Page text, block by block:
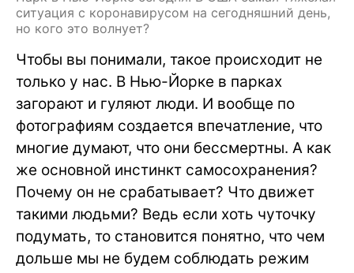
ситуация с коронавирусом на сегодняшний день,
но кого это волнует?
Чтобы вы понимали, такое происходит не
только у нас. В Нью-Йорке в парках
загорают и гуляют люди. И вообще по
фотографиям создается впечатление, что
многие думают, что они бессмертны. А как
же основной инстинкт самосохранения?
Почему он не срабатывает? Что движет
такими людьми? Ведь если хоть чуточку
подумать, то становится понятно, что чем
дольше мы не будем соблюдать режим